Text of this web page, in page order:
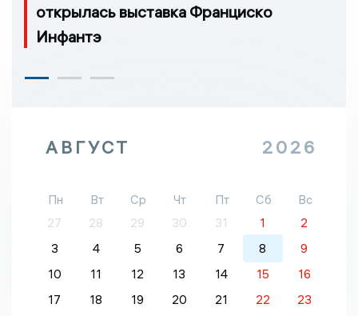
открылась выставка Франциско
Инфантэ
АВГУСТ 2026
Пн Вт Ср Чт Пт Сб
Вс
27
28 29 30 31 1
2
3
4 5 6 7 8
9
10
11 12 13 14 15
16
17
18 19 20 21 22
23